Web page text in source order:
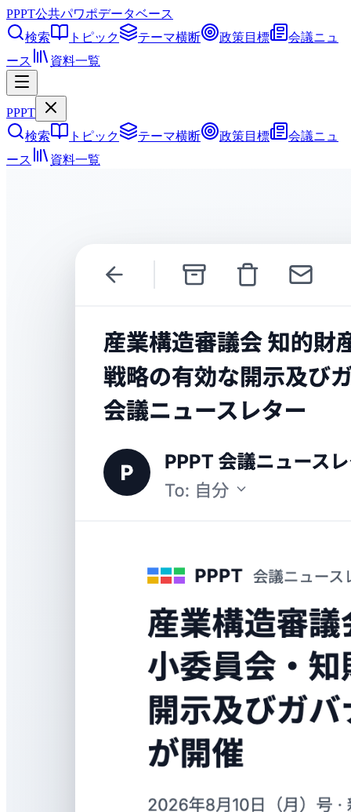
PPPT公共パワポデータベース
検索
トピック テーマ横断 政策目標
会議ニュ
ース
資料一覧
PPPT
検索
トピック テーマ横断 政策目標
会議ニュ
ース
資料一覧